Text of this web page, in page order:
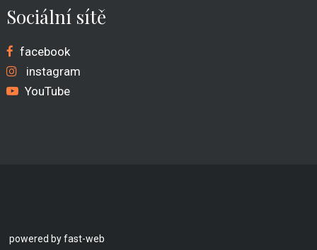
Sociální sítě
facebook
instagram
YouTube
powered by fast-web